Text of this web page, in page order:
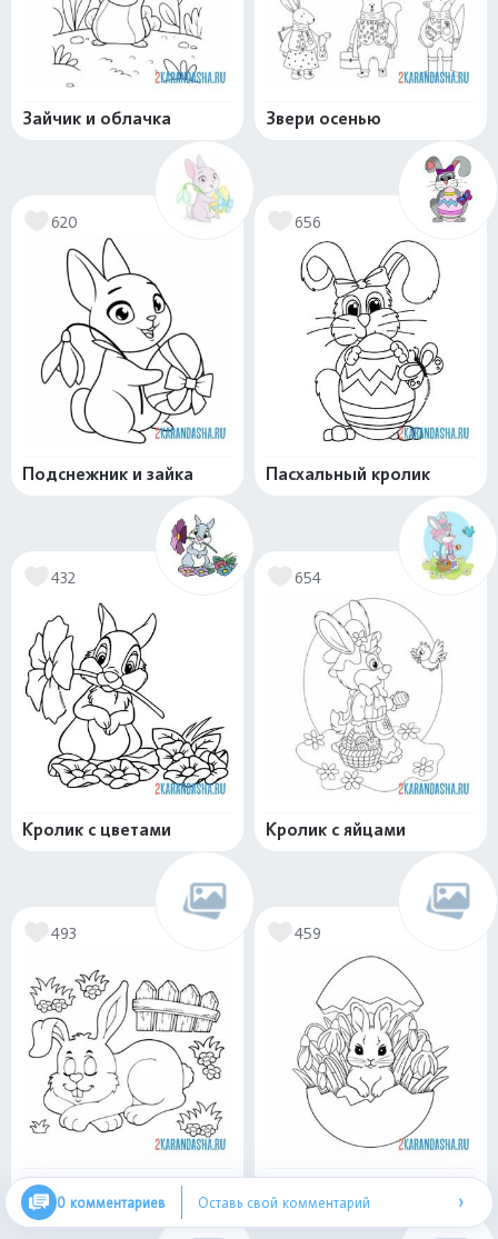
Зайчик и облачка Звери осенью
620
Подснежник и зайка
656
Пасхальный кролик
432
Кролик с цветами
654
Кролик с яйцами
493
Зайка спит
459
0 комментариев Оставь свой комментарий ›